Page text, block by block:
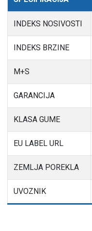
INDEKS NOSIVOSTI
INDEKS BRZINE
M+S
GARANCIJA
KLASA GUME
EU LABEL URL
ZEMLJA POREKLA
UVOZNIK